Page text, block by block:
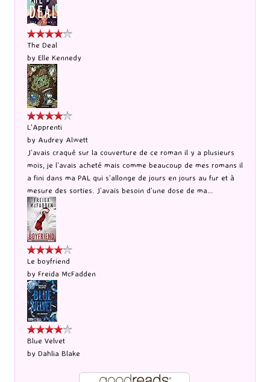
The Deal
by Elle Kennedy
L'Apprenti
by Audrey Alwett
J’avais craqué sur la couverture de ce roman il y a plusieurs
mois, je l’avais acheté mais comme beaucoup de mes romans il
a fini dans ma PAL qui s’allonge de jours en jours au fur et à
mesure des sorties. J’avais besoin d’une dose de ma...
Le boyfriend
by Freida McFadden
Blue Velvet
by Dahlia Blake